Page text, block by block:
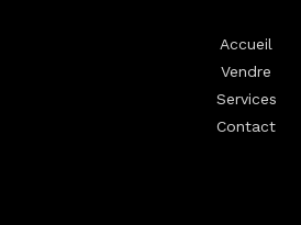
Accueil
Vendre
Services
Contact